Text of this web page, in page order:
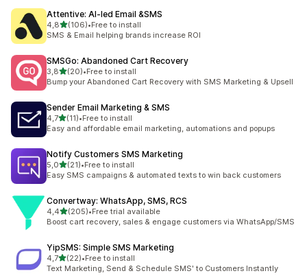
Attentive: AI‑led Email &SMS
4,8av 5 stjerner
(106)
Totalt 106 omtaler
•Free to install
SMS & Email helping brands increase ROI
SMSGo: Abandoned Cart Recovery
3,8av 5 stjerner
(20)
Totalt 20 omtaler
•Free to install
Bump your Abandoned Cart Recovery with SMS Marketing & Upsell
Sender Email Marketing & SMS
4,7av 5 stjerner
(11)
Totalt 11 omtaler
•Free to install
Easy and affordable email marketing, automations and popups
Notify Customers SMS Marketing
5,0av 5 stjerner
(21)
Totalt 21 omtaler
•Free to install
Easy SMS campaigns & automated texts to win back customers
Convertway: WhatsApp, SMS, RCS
4,4av 5 stjerner
(205)
Totalt 205 omtaler
•Free trial available
Boost cart recovery, sales & engage customers via WhatsApp/SMS
YipSMS: Simple SMS Marketing
4,7av 5 stjerner
(22)
Totalt 22 omtaler
•Free to install
Text Marketing, Send & Schedule SMS' to Customers Instantly